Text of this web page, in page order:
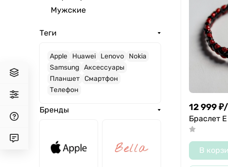
Мужские
Теги
Apple Huawei Lenovo
Nokia
Samsung Аксессуары
Планшет Смартфон
Телефон
Бренды 12 999₽/
Браслет E
В